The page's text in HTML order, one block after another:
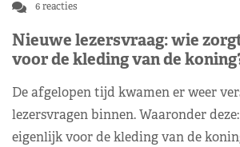
6 reacties
Nieuwe lezersvraag: wie
voor de kleding van de
De afgelopen tijd kwamen er weer
lezersvragen binnen. Waaronder
eigenlijk voor de kleding van de